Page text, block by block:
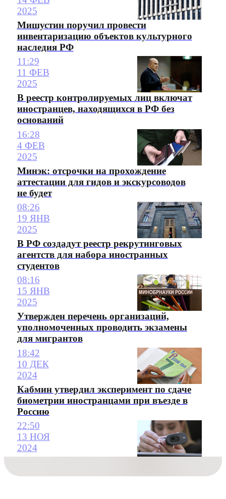
2025
Мишустин поручил провести
инвентаризацию объектов культурного
наследия РФ
11:29
11 ФЕВ
2025
В реестр контролируемых лиц включат
иностранцев, находящихся в РФ без
оснований
16:28
4 ФЕВ
2025
Минэк: отсрочки на прохождение
аттестации для гидов и экскурсоводов
не будет
08:26
19 ЯНВ
2025
В РФ создадут реестр рекрутинговых
агентств для набора иностранных
студентов
08:16
15 ЯНВ
2025
Утвержден перечень организаций,
уполномоченных проводить экзамены
для мигрантов
18:42
10 ДЕК
2024
Кабмин утвердил эксперимент по сдаче
биометрии иностранцами при въезде в
Россию
22:50
13 НОЯ
2024